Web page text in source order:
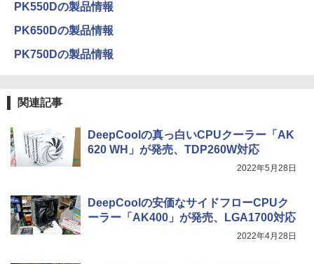
PK550Dの製品情報
PK650Dの製品情報
PK750Dの製品情報
関連記事
DeepCoolの真っ白いCPUクーラー「AK
620 WH」が発売、TDP260W対応
2022年5月28日
DeepCoolの安価なサイドフローCPUク
ーラー「AK400」が発売、LGA1700対応
2022年4月28日